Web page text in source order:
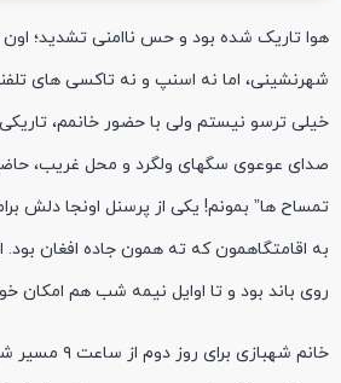
هوا تاریک شده بود و حس ناامنی تشدید؛
شهرنشینی، اما نه اسنپ و نه تاکسی های
خیلی ترسو نیستم ولی با حضور خانمم،
صدای عوعوی سگهای ولگرد و محل غریب،
تمساح ها” بمونم! یکی از پرسنل اونجا دلش
به اقامتگاهمون که ته همون جاده افغان بود.
روی باند بود و تا اوایل نیمه شب هم امکان
خانم شهبازی